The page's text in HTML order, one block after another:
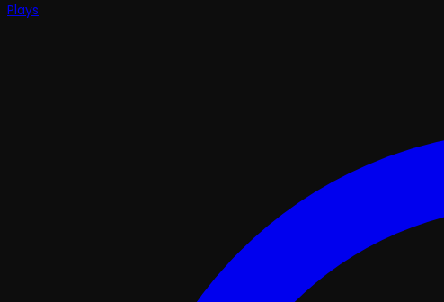
Plays